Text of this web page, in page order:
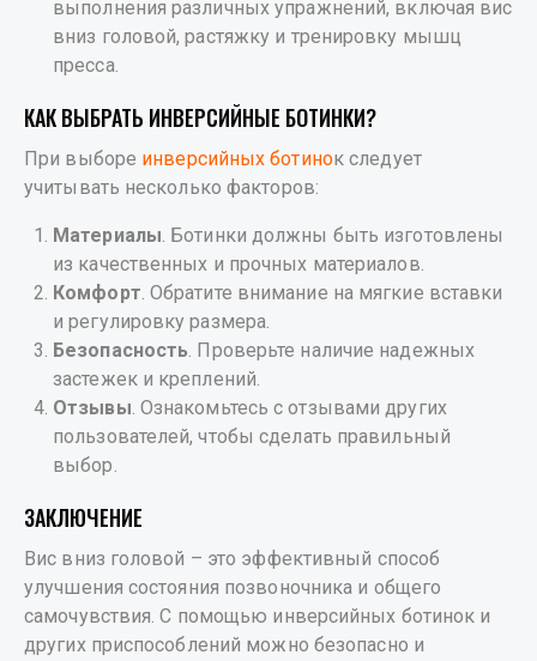
выполнения различных упражнений, включая вис
вниз головой, растяжку и тренировку мышц
пресса.
КАК ВЫБРАТЬ ИНВЕРСИЙНЫЕ БОТИНКИ?
При выборе инверсийных ботинок следует
учитывать несколько факторов:
Материалы. Ботинки должны быть изготовлены
из качественных и прочных материалов.
Комфорт. Обратите внимание на мягкие вставки
и регулировку размера.
Безопасность. Проверьте наличие надежных
застежек и креплений.
Отзывы. Ознакомьтесь с отзывами других
пользователей, чтобы сделать правильный
выбор.
ЗАКЛЮЧЕНИЕ
Вис вниз головой – это эффективный способ
улучшения состояния позвоночника и общего
самочувствия. С помощью инверсийных ботинок и
других приспособлений можно безопасно и